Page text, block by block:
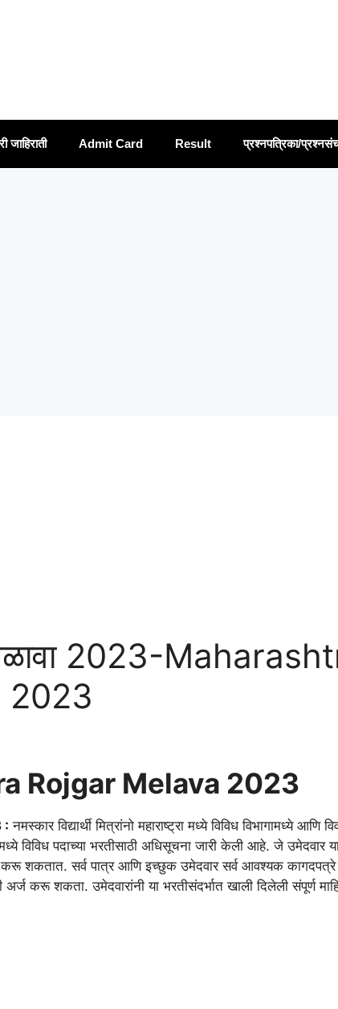
जाहिराती Admit Card Result प्रश्नपत्रिका/
मेळावा 2023-
2023
Rojgar Melava 2023
: नमस्कार विद्यार्थी मित्रांनो महाराष्ट्रा मध्ये विविध विभागामध्ये आणि
विविध पदाच्या भरतीसाठी अधिसूचना जारी केली आहे. जे उमेदवार
शकतात. सर्व पात्र आणि इच्छुक उमेदवार सर्व आवश्यक
अर्ज करू शकता. उमेदवारांनी या भरतीसंदर्भात खाली दिलेली संपूर्ण